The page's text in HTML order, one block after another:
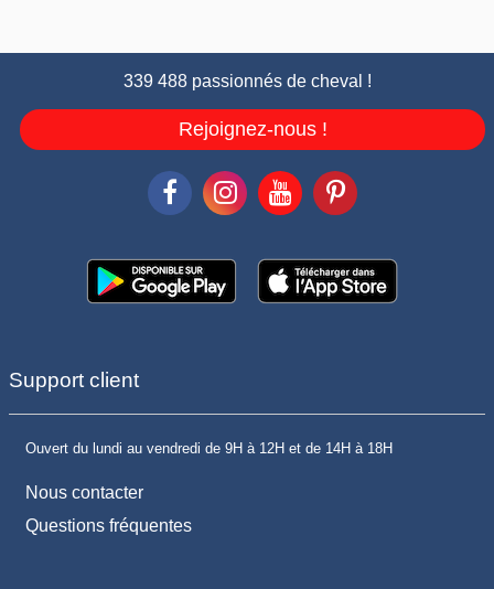
339 488 passionnés de cheval !
Rejoignez-nous !
Support client
Ouvert du lundi au vendredi de 9H à 12H et de 14H à 18H
Nous contacter
Questions fréquentes